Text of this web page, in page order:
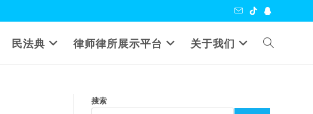
民法典 律师律所展示平台 关于我们 Toggle
搜索